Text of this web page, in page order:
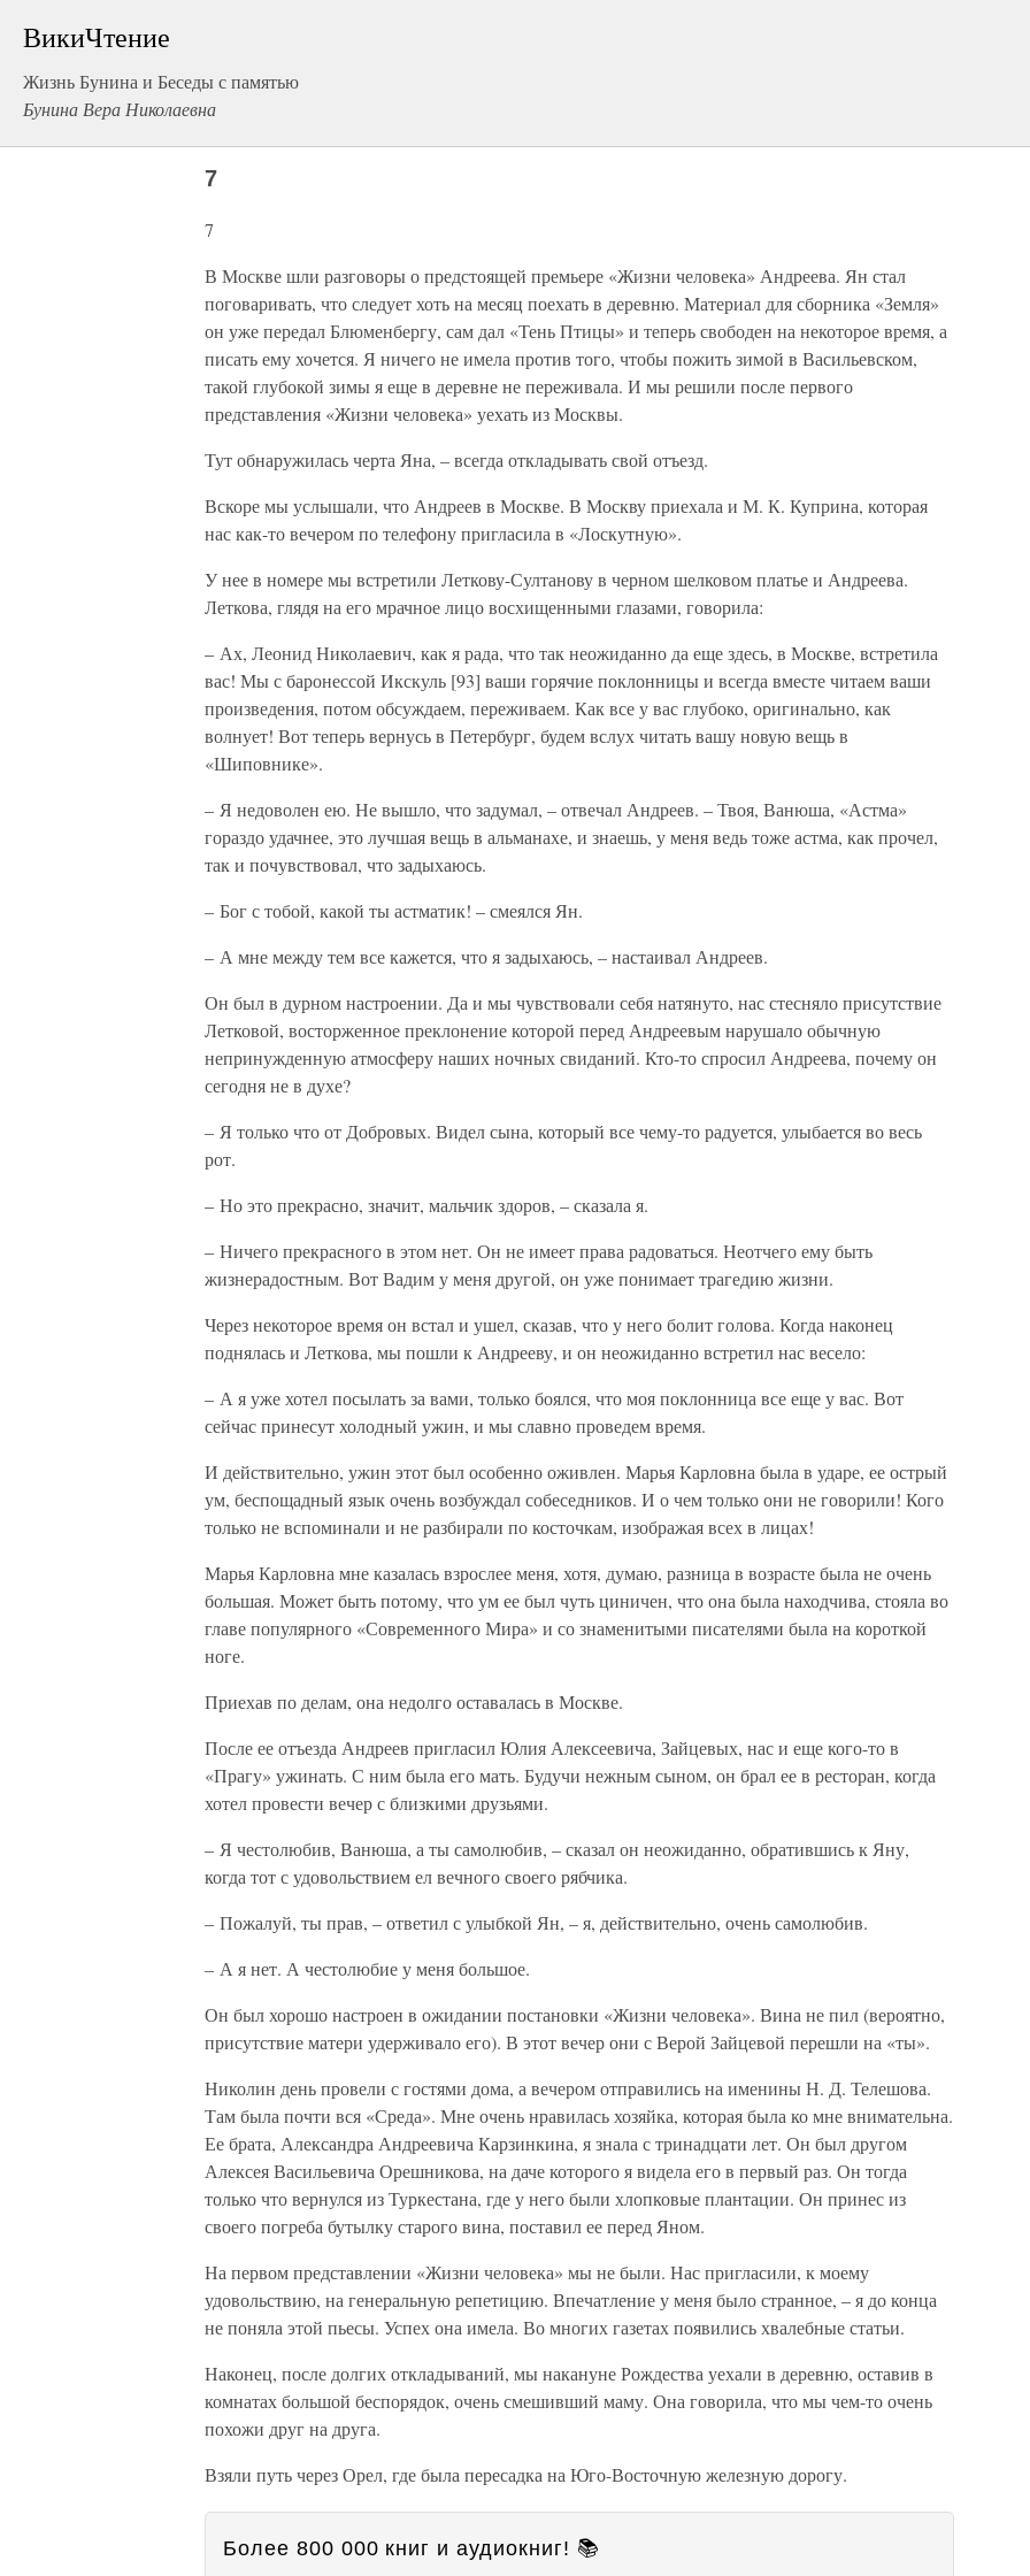
ВикиЧтение
Жизнь Бунина и Беседы с памятью
Бунина Вера Николаевна
7
7
В Москве шли разговоры о предстоящей премьере «Жизни человека» Андреева. Ян стал
поговаривать, что следует хоть на месяц поехать в деревню. Материал для сборника «Земля»
он уже передал Блюменбергу, сам дал «Тень Птицы» и теперь свободен на некоторое время, а
писать ему хочется. Я ничего не имела против того, чтобы пожить зимой в Васильевском,
такой глубокой зимы я еще в деревне не переживала. И мы решили после первого
представления «Жизни человека» уехать из Москвы.
Тут обнаружилась черта Яна, – всегда откладывать свой отъезд.
Вскоре мы услышали, что Андреев в Москве. В Москву приехала и М. К. Куприна, которая
нас как-то вечером по телефону пригласила в «Лоскутную».
У нее в номере мы встретили Леткову-Султанову в черном шелковом платье и Андреева.
Леткова, глядя на его мрачное лицо восхищенными глазами, говорила:
– Ах, Леонид Николаевич, как я рада, что так неожиданно да еще здесь, в Москве, встретила
вас! Мы с баронессой Икскуль [93] ваши горячие поклонницы и всегда вместе читаем ваши
произведения, потом обсуждаем, переживаем. Как все у вас глубоко, оригинально, как
волнует! Вот теперь вернусь в Петербург, будем вслух читать вашу новую вещь в
«Шиповнике».
– Я недоволен ею. Не вышло, что задумал, – отвечал Андреев. – Твоя, Ванюша, «Астма»
гораздо удачнее, это лучшая вещь в альманахе, и знаешь, у меня ведь тоже астма, как прочел,
так и почувствовал, что задыхаюсь.
– Бог с тобой, какой ты астматик! – смеялся Ян.
– А мне между тем все кажется, что я задыхаюсь, – настаивал Андреев.
Он был в дурном настроении. Да и мы чувствовали себя натянуто, нас стесняло присутствие
Летковой, восторженное преклонение которой перед Андреевым нарушало обычную
непринужденную атмосферу наших ночных свиданий. Кто-то спросил Андреева, почему он
сегодня не в духе?
– Я только что от Добровых. Видел сына, который все чему-то радуется, улыбается во весь
рот.
– Но это прекрасно, значит, мальчик здоров, – сказала я.
– Ничего прекрасного в этом нет. Он не имеет права радоваться. Неотчего ему быть
жизнерадостным. Вот Вадим у меня другой, он уже понимает трагедию жизни.
Через некоторое время он встал и ушел, сказав, что у него болит голова. Когда наконец
поднялась и Леткова, мы пошли к Андрееву, и он неожиданно встретил нас весело:
– А я уже хотел посылать за вами, только боялся, что моя поклонница все еще у вас. Вот
сейчас принесут холодный ужин, и мы славно проведем время.
И действительно, ужин этот был особенно оживлен. Марья Карловна была в ударе, ее острый
ум, беспощадный язык очень возбуждал собеседников. И о чем только они не говорили! Кого
только не вспоминали и не разбирали по косточкам, изображая всех в лицах!
Марья Карловна мне казалась взрослее меня, хотя, думаю, разница в возрасте была не очень
большая. Может быть потому, что ум ее был чуть циничен, что она была находчива, стояла во
главе популярного «Современного Мира» и со знаменитыми писателями была на короткой
ноге.
Приехав по делам, она недолго оставалась в Москве.
После ее отъезда Андреев пригласил Юлия Алексеевича, Зайцевых, нас и еще кого-то в
«Прагу» ужинать. С ним была его мать. Будучи нежным сыном, он брал ее в ресторан, когда
хотел провести вечер с близкими друзьями.
– Я честолюбив, Ванюша, а ты самолюбив, – сказал он неожиданно, обратившись к Яну,
когда тот с удовольствием ел вечного своего рябчика.
– Пожалуй, ты прав, – ответил с улыбкой Ян, – я, действительно, очень самолюбив.
– А я нет. А честолюбие у меня большое.
Он был хорошо настроен в ожидании постановки «Жизни человека». Вина не пил (вероятно,
присутствие матери удерживало его). В этот вечер они с Верой Зайцевой перешли на «ты».
Николин день провели с гостями дома, а вечером отправились на именины Н. Д. Телешова.
Там была почти вся «Среда». Мне очень нравилась хозяйка, которая была ко мне внимательна.
Ее брата, Александра Андреевича Карзинкина, я знала с тринадцати лет. Он был другом
Алексея Васильевича Орешникова, на даче которого я видела его в первый раз. Он тогда
только что вернулся из Туркестана, где у него были хлопковые плантации. Он принес из
своего погреба бутылку старого вина, поставил ее перед Яном.
На первом представлении «Жизни человека» мы не были. Нас пригласили, к моему
удовольствию, на генеральную репетицию. Впечатление у меня было странное, – я до конца
не поняла этой пьесы. Успех она имела. Во многих газетах появились хвалебные статьи.
Наконец, после долгих откладываний, мы накануне Рождества уехали в деревню, оставив в
комнатах большой беспорядок, очень смешивший маму. Она говорила, что мы чем-то очень
похожи друг на друга.
Взяли путь через Орел, где была пересадка на Юго-Восточную железную дорогу.
Более 800 000 книг и аудиокниг! 📚